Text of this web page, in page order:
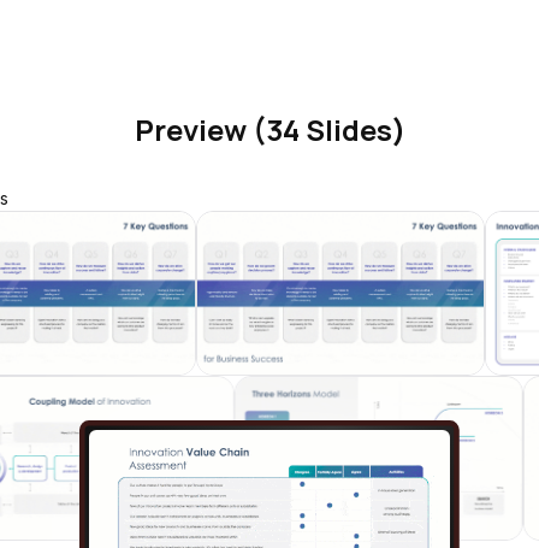
Preview (34 Slides)
s